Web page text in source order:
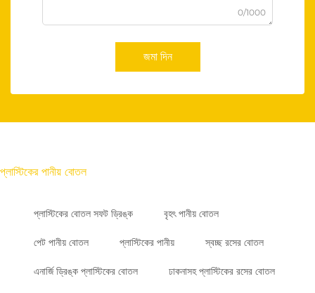
0/1000
জমা দিন
প্লাস্টিকের পানীয় বোতল
প্লাস্টিকের বোতল সফট ড্রিঙ্ক বৃহৎ পানীয় বোতল
পেট পানীয় বোতল প্লাস্টিকের পানীয় স্বচ্ছ রসের বোতল
এনার্জি ড্রিঙ্ক প্লাস্টিকের বোতল ঢাকনাসহ প্লাস্টিকের রসের বোতল